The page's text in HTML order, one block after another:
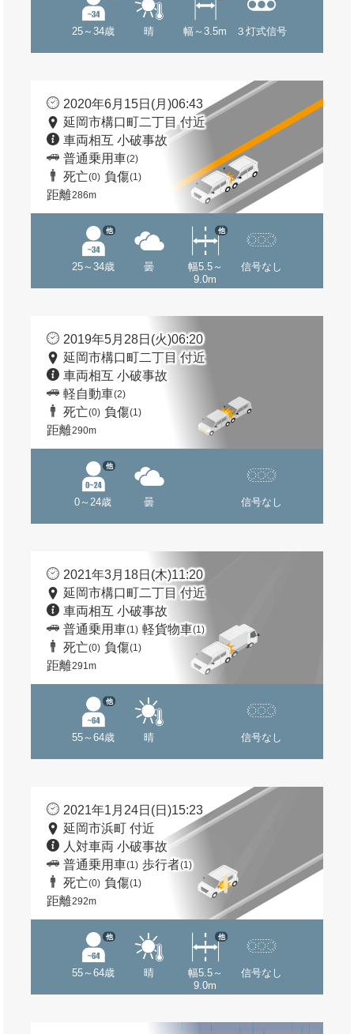
25～34歳 晴 幅～3.5m ３灯式信号
2020年6月15日(月)06:43
延岡市構口町二丁目 付近
車両相互 小破事故
普通乗用車(2)
死亡(0) 負傷(1)
距離286m
25～34歳
他
曇
幅5.5～
9.0m
他
信号なし
2019年5月28日(火)06:20
延岡市構口町二丁目 付近
車両相互 小破事故
軽自動車(2)
死亡(0) 負傷(1)
距離290m
0～24歳
他
曇 信号なし
2021年3月18日(木)11:20
延岡市構口町二丁目 付近
車両相互 小破事故
普通乗用車(1) 軽貨物車(1)
死亡(0) 負傷(1)
距離291m
55～64歳
他
晴 信号なし
2021年1月24日(日)15:23
延岡市浜町 付近
人対車両 小破事故
普通乗用車(1) 歩行者(1)
死亡(0) 負傷(1)
距離292m
55～64歳
他
晴
幅5.5～
9.0m
他
信号なし